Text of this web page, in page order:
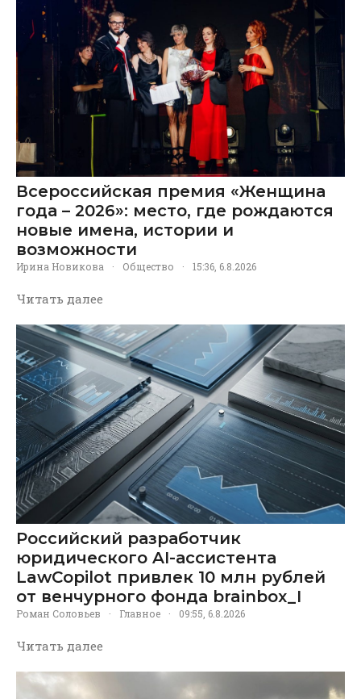
Всероссийская премия «Женщина
года – 2026»: место, где рождаются
новые имена, истории и
возможности
Ирина Новикова · Общество · 15:36, 6.8.2026
Читать далее
Российский разработчик
юридического AI-ассистента
LawCopilot привлек 10 млн рублей
от венчурного фонда brainbox_I
Роман Соловьев · Главное · 09:55, 6.8.2026
Читать далее